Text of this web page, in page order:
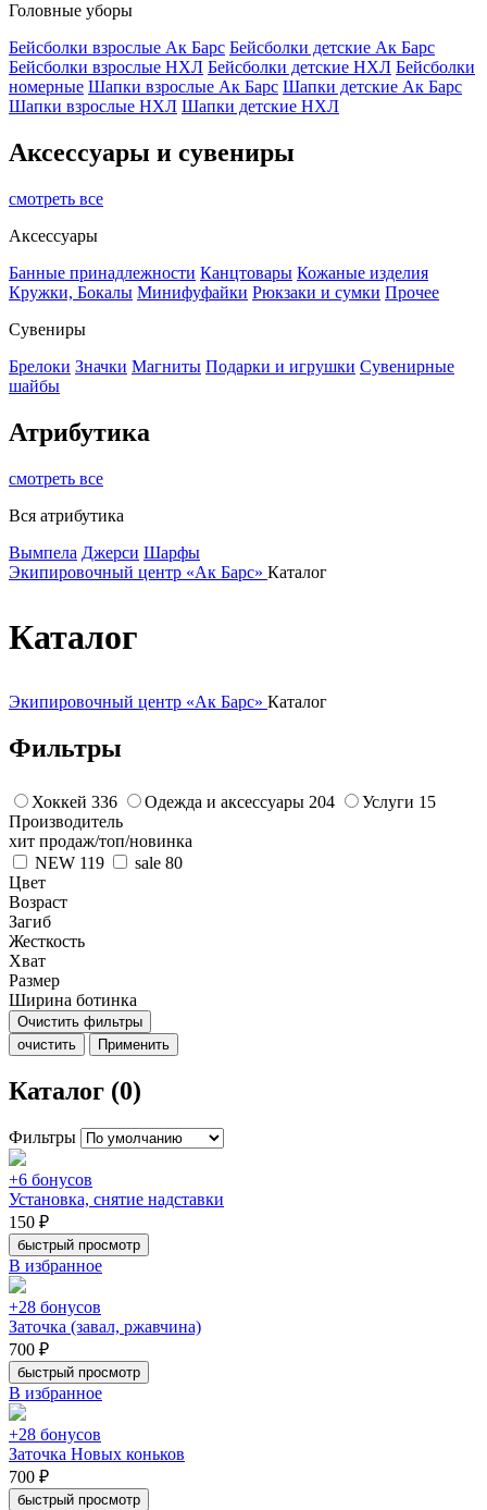
Головные уборы
Бейсболки взрослые Ак Барс Бейсболки детские Ак Барс
Бейсболки взрослые НХЛ Бейсболки детские НХЛ Бейсболки
номерные Шапки взрослые Ак Барс Шапки детские Ак Барс
Шапки взрослые НХЛ Шапки детские НХЛ
Аксессуары и сувениры
смотреть все
Аксессуары
Банные принадлежности Канцтовары Кожаные изделия
Кружки, Бокалы Минифуфайки Рюкзаки и сумки Прочее
Сувениры
Брелоки Значки Магниты Подарки и игрушки Сувенирные
шайбы
Атрибутика
смотреть все
Вся атрибутика
Вымпела Джерси Шарфы
Экипировочный центр «Ак Барс» Каталог
Каталог
Экипировочный центр «Ак Барс» Каталог
Фильтры
Хоккей 336 Одежда и аксессуары 204 Услуги 15
Производитель
хит продаж/топ/новинка
NEW 119 sale 80
Цвет
Возраст
Загиб
Жесткость
Хват
Размер
Ширина ботинка
Очистить фильтры
очистить
Применить
Каталог (0)
Фильтры
+6 бонусов
Установка, снятие надставки
150 ₽
быстрый просмотр
В избранное
+28 бонусов
Заточка (завал, ржавчина)
700 ₽
быстрый просмотр
В избранное
+28 бонусов
Заточка Новых коньков
700 ₽
быстрый просмотр